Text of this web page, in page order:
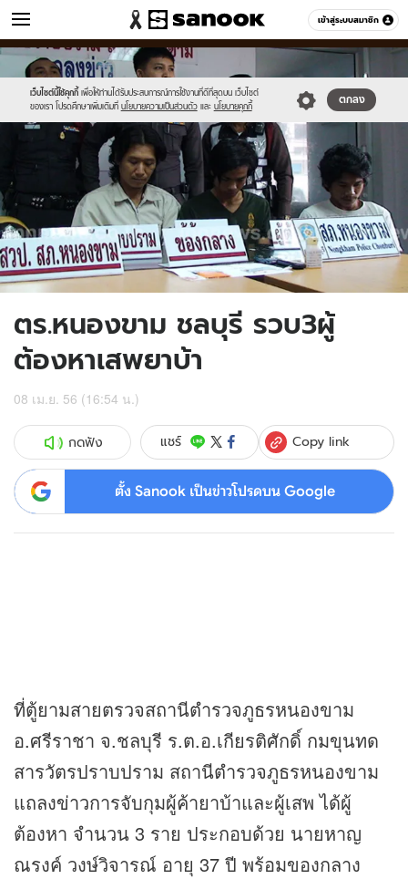
เข้าสู่ระบบสมาชิก
ข่าว หมวดอื่นๆ
เว็บไซต์นี้ใช้คุกกี้ เพื่อให้ท่านได้รับประสบการณ์การใช้งานที่ดีที่สุดบน เว็บไซต์
ของเรา โปรดศึกษาเพิ่มเติมที่ นโยบายความเป็นส่วนตัว และ นโยบายคุกกี้
ตกลง
Sanook
//s.isanook.com/sr/0/images/logo-
new-
sanook.png
600
60
//s.isanook.com/ns/0/ud/235/1179273/445492-
01.jpg
ตร.หนองขาม ชลบุรี รวบ3ผู้
ต้องหาเสพยาบ้า
08 เม.ย. 56 (16:54 น.)
กดฟัง แชร์ Copy link
ตั้ง Sanook เป็นข่าวโปรดบน Google
ที่ตู้ยามสายตรวจสถานีตำรวจภูธรหนองขาม
อ.ศรีราชา จ.ชลบุรี ร.ต.อ.เกียรติศักดิ์ กมขุนทด
สารวัตรปราบปราม สถานีตำรวจภูธรหนองขาม
แถลงข่าวการจับกุมผู้ค้ายาบ้าและผู้เสพ ได้ผู้
ต้องหา จำนวน 3 ราย ประกอบด้วย นายหาญ
ณรงค์ วงษ์วิจารณ์ อายุ 37 ปี พร้อมของกลาง